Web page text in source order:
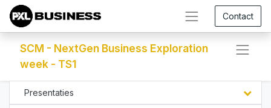
Contact
SCM - NextGen Business Exploration
week - TS1
Presentaties